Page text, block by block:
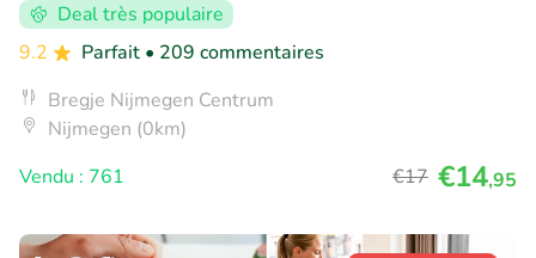
Deal très populaire
9.2
Parfait • 209 commentaires
Bregje Nijmegen Centrum
Nijmegen (0km)
Vendu : 761
€17 €14,95